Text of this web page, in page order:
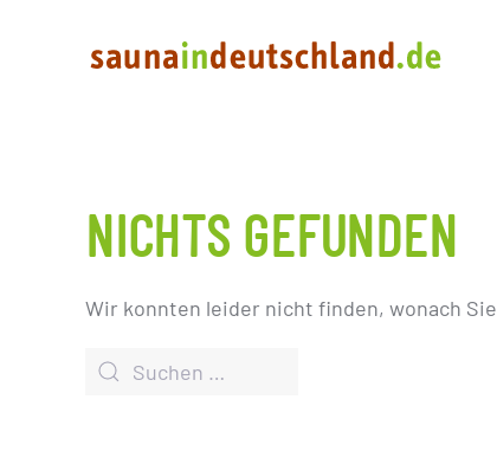
NICHTS GEFUNDEN
Wir konnten leider nicht finden, wonach